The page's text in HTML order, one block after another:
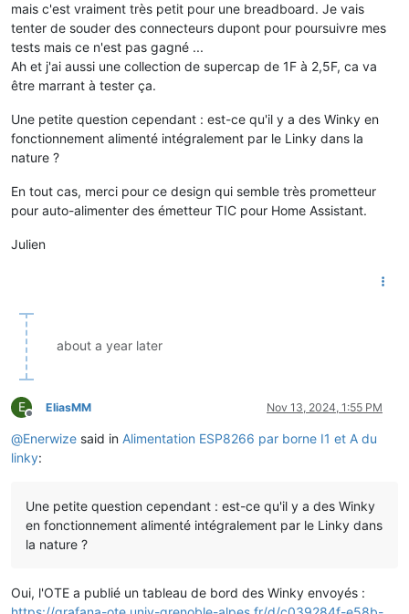
mais c'est vraiment très petit pour une breadboard. Je vais
tenter de souder des connecteurs dupont pour poursuivre mes
tests mais ce n'est pas gagné ...
Ah et j'ai aussi une collection de supercap de 1F à 2,5F, ca va
être marrant à tester ça.
Une petite question cependant : est-ce qu'il y a des Winky en
fonctionnement alimenté intégralement par le Linky dans la
nature ?
En tout cas, merci pour ce design qui semble très prometteur
pour auto-alimenter des émetteur TIC pour Home Assistant.
Julien
about a year later
E
Offline
EliasMM Nov 13, 2024, 1:55 PM
@Enerwize said in Alimentation ESP8266 par borne I1 et A du
linky:
Une petite question cependant : est-ce qu'il y a des Winky
en fonctionnement alimenté intégralement par le Linky dans
la nature ?
Oui, l'OTE a publié un tableau de bord des Winky envoyés :